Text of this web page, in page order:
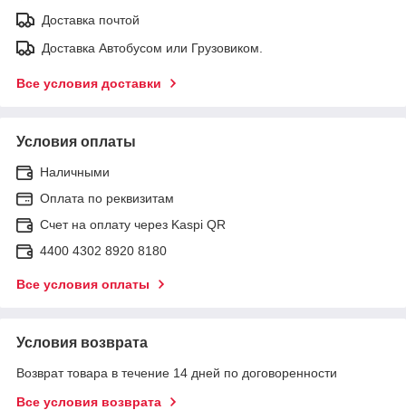
Доставка почтой
Доставка Автобусом или Грузовиком.
Все условия доставки
Условия оплаты
Наличными
Оплата по реквизитам
Счет на оплату через Kaspi QR
4400 4302 8920 8180
Все условия оплаты
Условия возврата
Возврат товара в течение 14 дней по договоренности
Все условия возврата